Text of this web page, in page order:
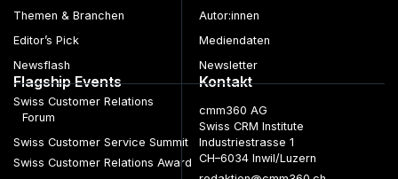
Themen & Branchen
Editor’s Pick
Newsflash
Autor:innen
Mediendaten
Newsletter
Flagship Events
Swiss Customer Relations
Forum
Swiss Customer Service Summit
Swiss Customer Relations Award
Kontakt
cmm360 AG
Swiss CRM Institute
Industriestrasse 1
CH–6034 Inwil/Luzern